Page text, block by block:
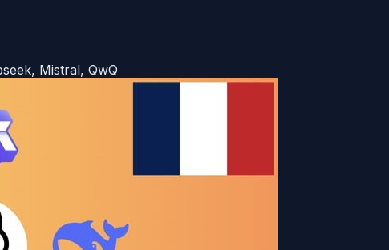
Mistral, QwQ